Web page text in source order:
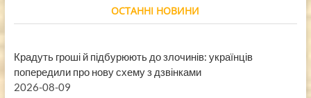
ОСТАННІ НОВИНИ
Крадуть гроші й підбурюють до злочинів: українців
попередили про нову схему з дзвінками
2026-08-09